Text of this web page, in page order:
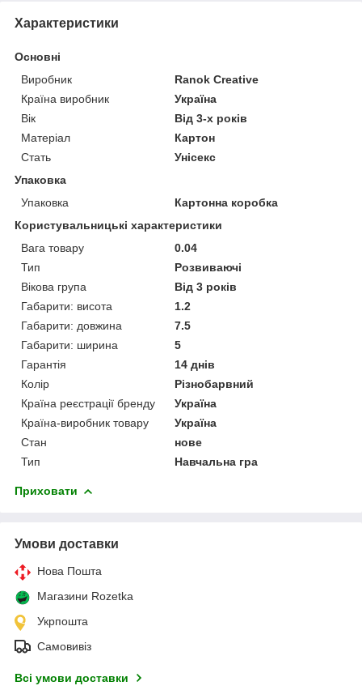
Характеристики
Основні
Виробник
Ranok Creative
Країна виробник
Україна
Вік
Від 3-х років
Матеріал
Картон
Стать
Унісекс
Упаковка
Упаковка
Картонна коробка
Користувальницькі характеристики
Вага товару
0.04
Тип
Розвиваючі
Вікова група
Від 3 років
Габарити: висота
1.2
Габарити: довжина
7.5
Габарити: ширина
5
Гарантія
14 днів
Колір
Різнобарвний
Країна реєстрації бренду
Україна
Країна-виробник товару
Україна
Стан
нове
Тип
Навчальна гра
Приховати
Умови доставки
Нова Пошта
Магазини Rozetka
Укрпошта
Самовивіз
Всі умови доставки